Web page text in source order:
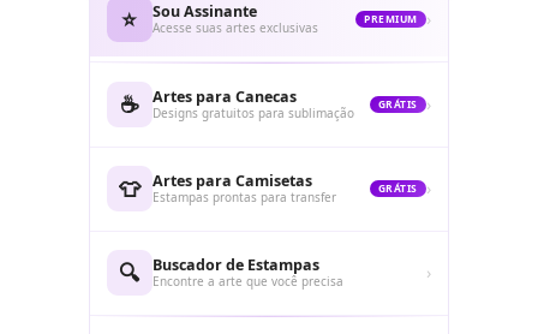
⭐ Sou Assinante
Acesse suas artes exclusivas
PREMIUM ›
☕ Artes para Canecas
Designs gratuitos para sublimação
GRÁTIS ›
👕 Artes para Camisetas
Estampas prontas para transfer
GRÁTIS ›
🔍 Buscador de Estampas
Encontre a arte que você precisa ›